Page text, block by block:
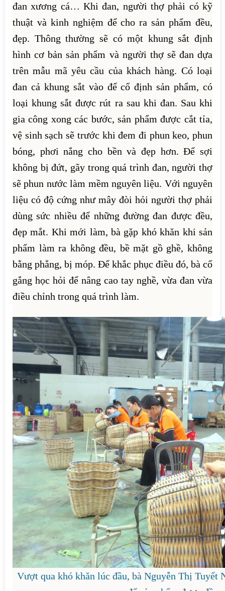
đan xương cá… Khi đan, người thợ phải có kỹ
thuật và kinh nghiệm để cho ra sản phẩm đều,
đẹp. Thông thường sẽ có một khung sắt định
hình cơ bản sản phẩm và người thợ sẽ đan dựa
trên mẫu mã yêu cầu của khách hàng. Có loại
đan cả khung sắt vào để cố định sản phẩm, có
loại khung sắt được rút ra sau khi đan. Sau khi
gia công xong các bước, sản phẩm được cắt tỉa,
vệ sinh sạch sẽ trước khi đem đi phun keo, phun
bóng, phơi nắng cho bền và đẹp hơn. Để sợi
không bị đứt, gãy trong quá trình đan, người thợ
sẽ phun nước làm mềm nguyên liệu. Với nguyên
liệu có độ cứng như mây đòi hỏi người thợ phải
dùng sức nhiều để những đường đan được đều,
đẹp mắt. Khi mới làm, bà gặp khó khăn khi sản
phẩm làm ra không đều, bề mặt gồ ghề, không
bằng phẳng, bị móp. Để khắc phục điều đó, bà cố
gắng học hỏi để nâng cao tay nghề, vừa đan vừa
điều chỉnh trong quá trình làm.
Vượt qua khó khăn lúc đầu, bà Nguyễn Thị Tuyết